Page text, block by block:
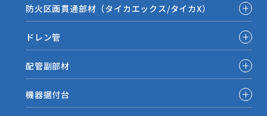
防火区画貫通部材（タイカエックス/タイカX）
ドレン管
配管副部材
機器据付台